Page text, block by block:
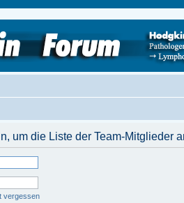
um die Liste der Team-Mitglieder
vergessen